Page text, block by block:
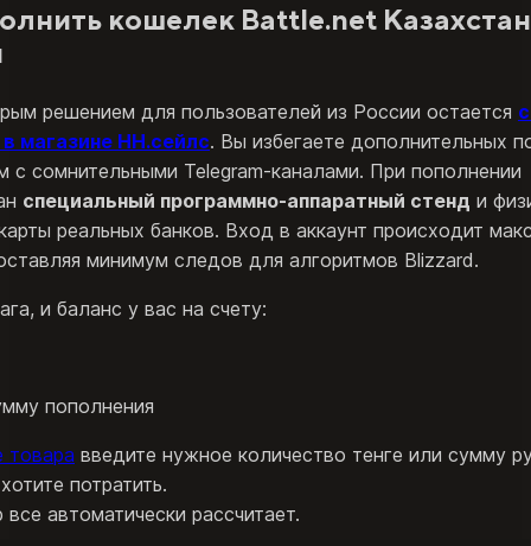
кошелек Battle.net
решением для пользователей из России остается
в магазине НН.сейлс. Вы избегаете дополнительных
с сомнительными Telegram-каналами. При пополнении
специальный программно-аппаратный стенд и
реальных банков. Вход в аккаунт происходит
минимум следов для алгоритмов Blizzard.
и баланс у вас на счету:
пополнения
товара введите нужное количество тенге или сумму
потратить.
все автоматически рассчитает.